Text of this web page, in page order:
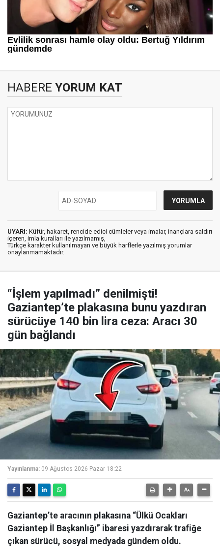
HABERE YORUM KAT
UYARI: Küfür, hakaret, rencide edici cümleler veya imalar, inançlara saldırı
içeren, imla kuralları ile yazılmamış,
Türkçe karakter kullanılmayan ve büyük harflerle yazılmış yorumlar
onaylanmamaktadır.
“İşlem yapılmadı” denilmişti!
Gaziantep’te plakasına bunu yazdıran
sürücüye 140 bin lira ceza: Aracı 30
gün bağlandı
Yayınlanma: 09 Ağustos 2026 Pazar 18:22
Gaziantep’te aracının plakasına “Ülkü Ocakları
Gaziantep İl Başkanlığı” ibaresi yazdırarak trafiğe
çıkan sürücü, sosyal medyada gündem oldu.